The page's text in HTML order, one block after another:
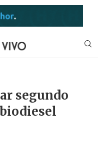
segundo